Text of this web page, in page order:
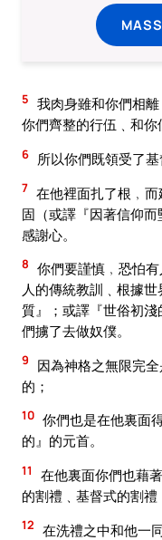
5 我肉身雖和你們相
你們齊整的行伍﹑和你
6 所以你們既領受了
7 在他裡面扎了根﹐
固（或譯『因著信仰
感謝心。
8 你們要謹慎﹐恐怕
人的傳統教訓﹑根據
質』；或譯『世俗初
們擄了去做奴僕。
9
因為神格之無限完
的；
10 你們也是在他裏面
的』的元首。
11
在他裏面你們也藉
的割禮﹑基督式的割禮
12 在洗禮之中和他一